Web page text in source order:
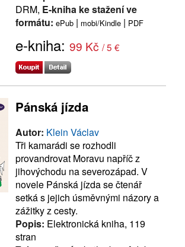
DRM, E-kniha ke stažení ve
formátu: ePub | mobi/Kindle | PDF
e-kniha: 99 Kč / 5 €
Pánská jízda
Autor: Klein Václav
Tři kamarádi se rozhodli
provandrovat Moravu napříč z
jihovýchodu na severozápad. V
novele Pánská jízda se čtenář
setká s jejich úsměvnými názory a
zážitky z cesty.
Popis: Elektronická kniha, 119
stran